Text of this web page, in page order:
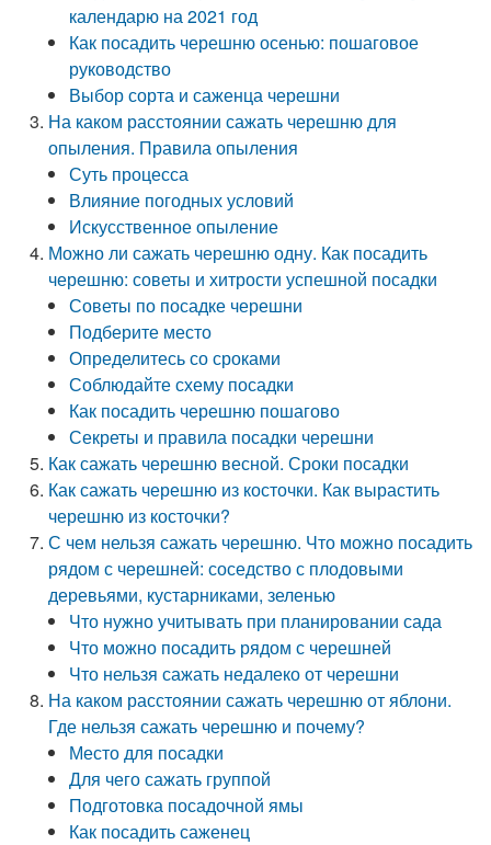
календарю на 2021 год
Как посадить черешню осенью: пошаговое
руководство
Выбор сорта и саженца черешни
На каком расстоянии сажать черешню для
опыления. Правила опыления
Суть процесса
Влияние погодных условий
Искусственное опыление
Можно ли сажать черешню одну. Как посадить
черешню: советы и хитрости успешной посадки
Советы по посадке черешни
Подберите место
Определитесь со сроками
Соблюдайте схему посадки
Как посадить черешню пошагово
Секреты и правила посадки черешни
Как сажать черешню весной. Сроки посадки
Как сажать черешню из косточки. Как вырастить
черешню из косточки?
С чем нельзя сажать черешню. Что можно посадить
рядом с черешней: соседство с плодовыми
деревьями, кустарниками, зеленью
Что нужно учитывать при планировании сада
Что можно посадить рядом с черешней
Что нельзя сажать недалеко от черешни
На каком расстоянии сажать черешню от яблони.
Где нельзя сажать черешню и почему?
Место для посадки
Для чего сажать группой
Подготовка посадочной ямы
Как посадить саженец